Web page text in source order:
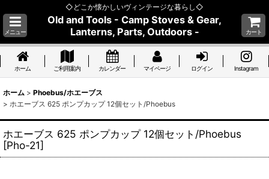
◇どこか懐かしいヴィンテージな暮らし◇
メニュー
Old and Tools - Camp Stoves & Gear,
Lanterns, Parts, Outdoors -
カート
ホーム ご利用案内 カレンダー マイページ ログイン Instagram
ホーム > Phoebus/ホエーブス
> ホエーブス 625 ポンプカップ 12個セット/Phoebus
ホエーブス 625 ポンプカップ 12個セット/Phoebus
[Pho-21]